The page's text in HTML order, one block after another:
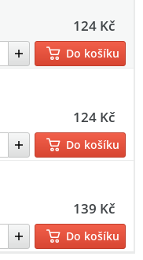
124 Kč
Do košíku
124 Kč
Do košíku
139 Kč
Do košíku